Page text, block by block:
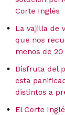
Corte Inglés
La vajilla de
que nos
menos de
Disfruta del
esta
distintos a
El Corte